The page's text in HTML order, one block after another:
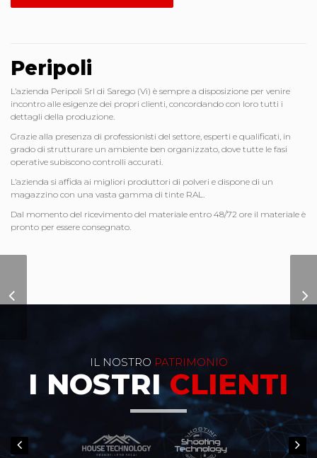
Peripoli
L’azienda Peripoli Srl di Sarego (Vi) è sempre a disposizione per venire
incontro alle esigenze dei propri clienti, concordando con loro tutti i
dettagli della produzione.
Grazie alla presenza di professionisti del settore, esperti e qualificati, in
grado di strutturare un ambiente ben organizzato, dove tutte le fasi
operative subiscono controlli accurati.
L’azienda si affida ai migliori produttori di polveri e dispone di un
magazzino con una vasta gamma di tinte RAL.
Dal momento del ricevimento del materiale entro 48/72 ore il materiale è
pronto per essere consegnato.
Termoconfort
IL NOSTRO PATRIMONIO
I NOSTRICLIENTI